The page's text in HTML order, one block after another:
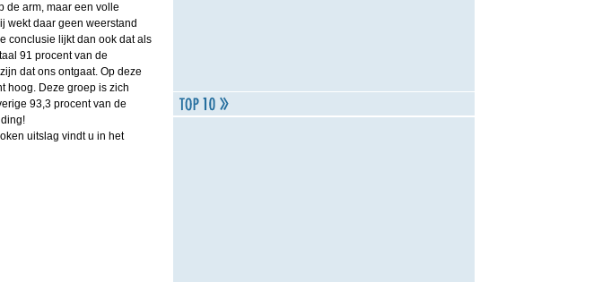
de arm, maar een volle
wekt daar geen weerstand
conclusie lijkt dan ook dat als
91 procent van de
dat ons ontgaat. Op deze
hoog. Deze groep is zich
93,3 procent van de
uitslag vindt u in het